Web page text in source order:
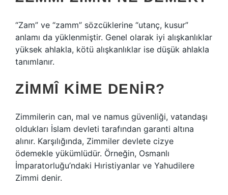
“Zam” ve “zamm” sözcüklerine “utanç, kusur”
anlamı da yüklenmiştir. Genel olarak iyi alışkanlıklar
yüksek ahlakla, kötü alışkanlıklar ise düşük ahlakla
tanımlanır.
ZIMMÎ KIME DENIR?
Zimmilerin can, mal ve namus güvenliği, vatandaşı
oldukları İslam devleti tarafından garanti altına
alınır. Karşılığında, Zimmiler devlete cizye
ödemekle yükümlüdür. Örneğin, Osmanlı
İmparatorluğu’ndaki Hıristiyanlar ve Yahudilere
Zimmi denir.